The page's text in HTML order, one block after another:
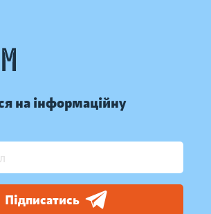
на інформаційну
Підписатись